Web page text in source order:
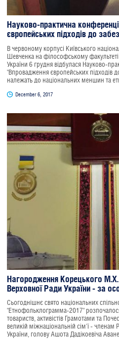
Науково-практична
європейських підходів до
В червоному корпусі Київського
Шевченка на філософському факультеті
України 6 грудня відбулася Науково-
"Впровадження європейських підходів
належать до національних меншин та
організація та проведення фахової
а також представників неурядових
національного законодавства у сфері
міжнаціональної злагоди в
національних спільнот в Україні
Європейського Союзу та міжнародних
December 6, 2017
Нагородження Корецького
Верховної Ради України - за
Сьогоднішнє свято національних
"Етнофольклограмма-2017"
товариств, активістів Грамотами та
великій міжнаціональній сім'ї - членам
України, голову Ашота Дадікоевіча